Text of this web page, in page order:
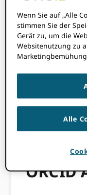
Institut für
Barbora Votavová
bei NTK; Und
Manager des
ORCID.
Die
weit
ORCID
Wenn Sie auf „Alle
stimmen Sie der
Gerät zu, um die
Websitenutzung zu
Alle